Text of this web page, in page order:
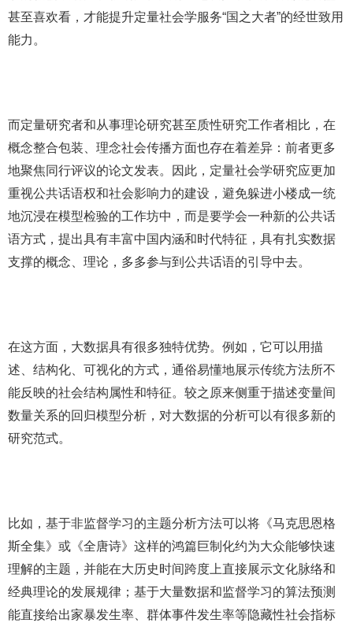
甚至喜欢看，才能提升定量社会学服务“国之大者”的经世致用
能力。
而定量研究者和从事理论研究甚至质性研究工作者相比，在
概念整合包装、理念社会传播方面也存在着差异：前者更多
地聚焦同行评议的论文发表。因此，定量社会学研究应更加
重视公共话语权和社会影响力的建设，避免躲进小楼成一统
地沉浸在模型检验的工作坊中，而是要学会一种新的公共话
语方式，提出具有丰富中国内涵和时代特征，具有扎实数据
支撑的概念、理论，多多参与到公共话语的引导中去。
在这方面，大数据具有很多独特优势。例如，它可以用描
述、结构化、可视化的方式，通俗易懂地展示传统方法所不
能反映的社会结构属性和特征。较之原来侧重于描述变量间
数量关系的回归模型分析，对大数据的分析可以有很多新的
研究范式。
比如，基于非监督学习的主题分析方法可以将《马克思恩格
斯全集》或《全唐诗》这样的鸿篇巨制化约为大众能够快速
理解的主题，并能在大历史时间跨度上直接展示文化脉络和
经典理论的发展规律；基于大量数据和监督学习的算法预测
能直接给出家暴发生率、群体事件发生率等隐藏性社会指标